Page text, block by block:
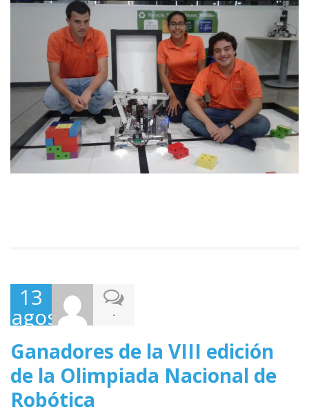
13
agosto,
2017
-
Ganadores de la VIII edición
de la Olimpiada Nacional de
Robótica